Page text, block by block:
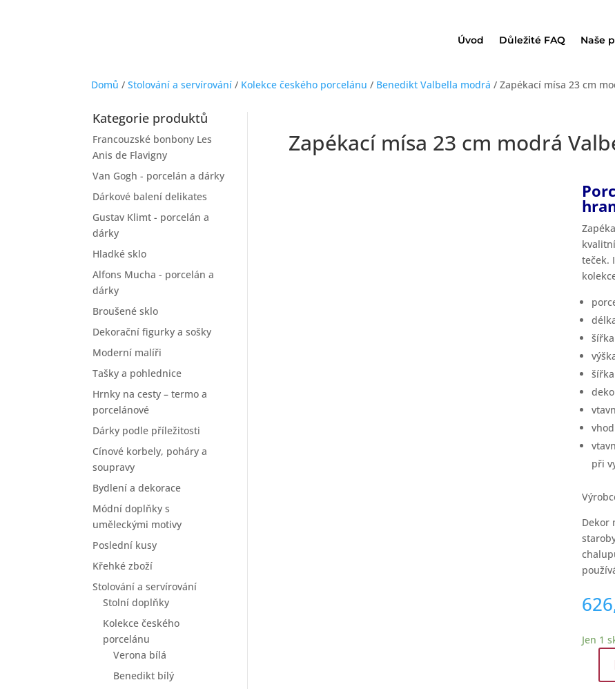
Úvod Důležité FAQ Naše
Domů / Stolování a servírování / Kolekce českého porcelánu / Benedikt Valbella modrá / Zapékací mísa 23 cm
Kategorie produktů
Francouzské bonbony Les
Anis de Flavigny
Van Gogh - porcelán a dárky
Dárkové balení delikates
Gustav Klimt - porcelán a
dárky
Hladké sklo
Alfons Mucha - porcelán a
dárky
Broušené sklo
Dekorační figurky a sošky
Moderní malíři
Tašky a pohlednice
Hrnky na cesty – termo a
porcelánové
Dárky podle příležitosti
Cínové korbely, poháry a
soupravy
Bydlení a dekorace
Módní doplňky s
uměleckými motivy
Poslední kusy
Křehké zboží
Stolování a servírování
Stolní doplňky
Kolekce českého
porcelánu
Verona bílá
Benedikt bílý
Zapékací mísa 23 cm modrá
teček.
při
Dekor
Jen 1